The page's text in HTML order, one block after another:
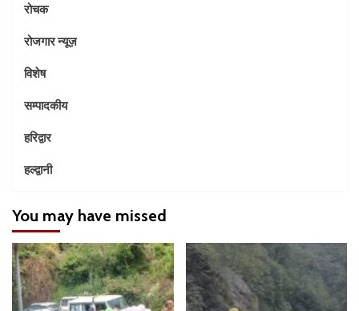
रोचक
रोजगार न्यूज़
विशेष
सम्पादकीय
हरिद्वार
हल्द्वानी
You may have missed